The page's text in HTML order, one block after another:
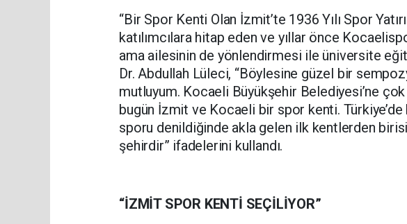
“Bir Spor Kenti Olan İzmit’te 1936 Yılı Spor
katılımcılara hitap eden ve yıllar önce
ama ailesinin de yönlendirmesi ile üniversite
Dr. Abdullah Lüleci, “Böylesine güzel bir
mutluyum. Kocaeli Büyükşehir Belediyesi’ne
bugün İzmit ve Kocaeli bir spor kenti.
sporu denildiğinde akla gelen ilk kentlerden
şehirdir” ifadelerini kullandı.
“İZMİT SPOR KENTİ SEÇİLİYOR”